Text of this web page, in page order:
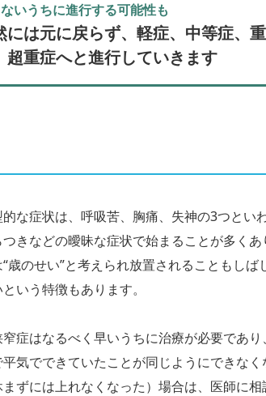
いうちに進行する可能性も
には元に戻らず、軽症、中等症、重
超重症へと進行していきます
な症状は、呼吸苦、胸痛、失神の3つとい
きなどの曖昧な症状で始まることが多く
歳のせい”と考えられ放置されることもし
いう特徴もあります。
症はなるべく早いうちに治療が必要であ
気でできていたことが同じようにできな
ずには上れなくなった）場合は、医師に